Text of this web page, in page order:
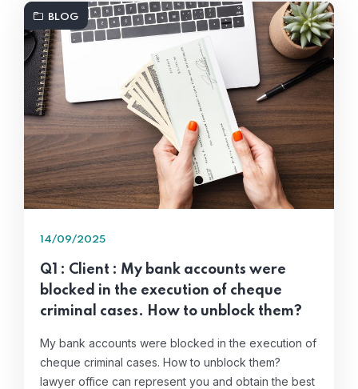
BLOG
14/09/2025
Q1 : Client : My bank accounts were
blocked in the execution of cheque
criminal cases. How to unblock them?
My bank accounts were blocked in the execution of
cheque criminal cases. How to unblock them?
lawyer office can represent you and obtain the best